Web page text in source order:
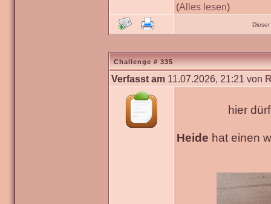
(Alles lesen)
Challenge # 335
Verfasst am 11.07.2026, 21:21 von
hier
Heide hat einen